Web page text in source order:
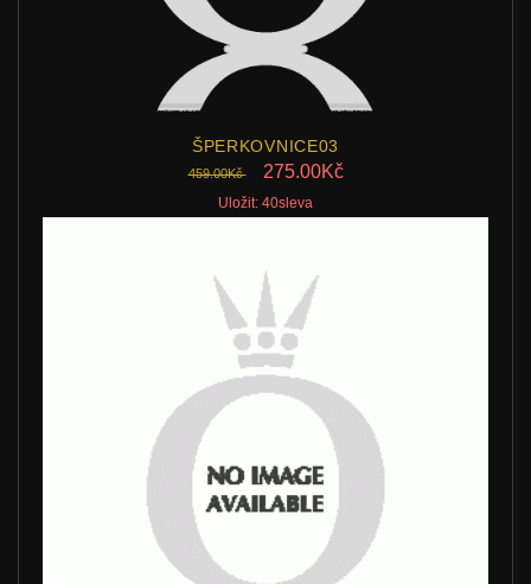
ŠPERKOVNICE03
459.00Kč 275.00Kč
Uložit: 40sleva